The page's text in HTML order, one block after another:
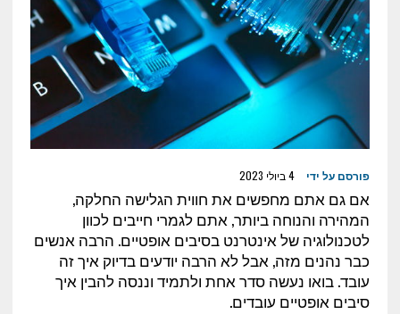
פורסם על ידי 4 ביולי 2023
אם גם אתם מחפשים את חווית הגלישה החלקה,
המהירה והנוחה ביותר, אתם לגמרי חייבים לכוון
לטכנולוגיה של אינטרנט בסיבים אופטיים. הרבה אנשים
כבר נהנים מזה, אבל לא הרבה יודעים בדיוק איך זה
עובד. בואו נעשה סדר אחת ולתמיד וננסה להבין איך
סיבים אופטיים עובדים.